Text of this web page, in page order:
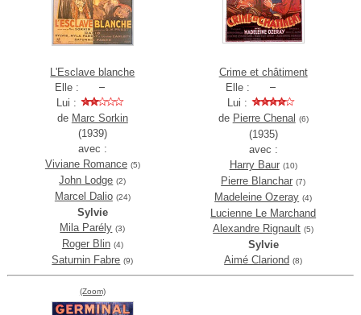
L'Esclave blanche
Elle :
Lui :
de Marc Sorkin
(1939)
avec :
Viviane Romance (5)
John Lodge (2)
Marcel Dalio (24)
Sylvie
Mila Parély (3)
Roger Blin (4)
Saturnin Fabre (9)
Crime et châtiment
Elle :
Lui :
de Pierre Chenal (6)
(1935)
avec :
Harry Baur (10)
Pierre Blanchar (7)
Madeleine Ozeray (4)
Lucienne Le Marchand
Alexandre Rignault (5)
Sylvie
Aimé Clariond (8)
(Zoom)